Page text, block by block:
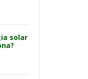
solar